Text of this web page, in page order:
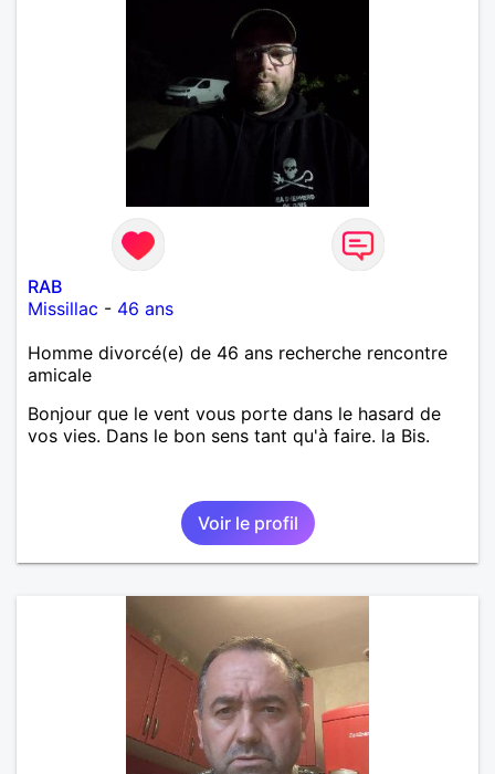
RAB
Missillac - 46 ans
Homme divorcé(e) de 46 ans recherche rencontre
amicale
Bonjour que le vent vous porte dans le hasard de
vos vies. Dans le bon sens tant qu'à faire. la Bis.
Voir le profil